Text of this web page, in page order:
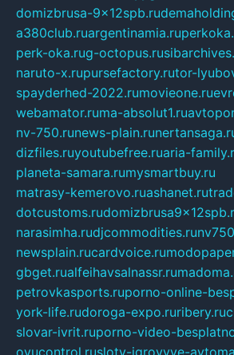
domizbrusa-9x12spb.ru
a380club.ruargentinamia.ru
perk-oka.rug-octopus.ru
naruto-x.rupursefactory.rutor-
spayderhed-2022.rumovieone.ru
webamator.ruma-absolut1.ru
nv-750.runews-plain.ru
dizfiles.ruyoutubefree.ruaria-
planeta-samara.rumysmartbuy.ru
matrasy-kemerovo.ruashanet.ru
dotcustoms.ru
narasimha.rudjcommodities.ru
newsplain.rucardvoice.ru
gbget.rualfeihavsalnassr.ru
petrovkasports.ruporno-online-
york-life.rudoroga-expo.ruribery.ru
slovar-ivrit.ruporno-video-